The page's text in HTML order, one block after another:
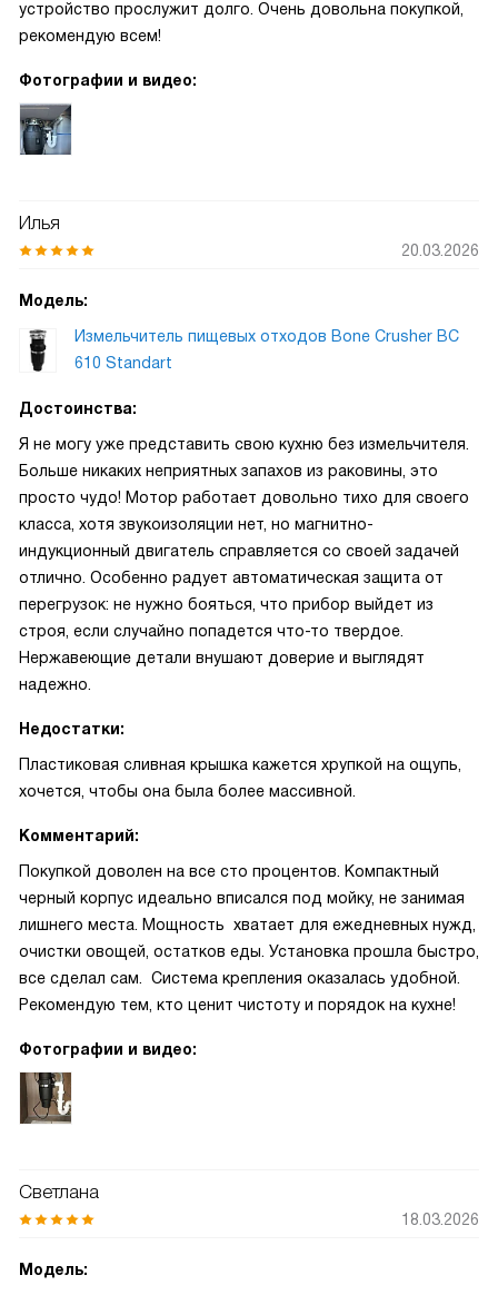
устройство прослужит долго. Очень довольна покупкой,
рекомендую всем!
Фотографии и видео:
Илья
20.03.2026
Модель:
Измельчитель пищевых отходов Bone Crusher BC
610 Standart
Достоинства:
Я не могу уже представить свою кухню без измельчителя.
Больше никаких неприятных запахов из раковины, это
просто чудо! Мотор работает довольно тихо для своего
класса, хотя звукоизоляции нет, но магнитно-
индукционный двигатель справляется со своей задачей
отлично. Особенно радует автоматическая защита от
перегрузок: не нужно бояться, что прибор выйдет из
строя, если случайно попадется что-то твердое.
Нержавеющие детали внушают доверие и выглядят
надежно.
Недостатки:
Пластиковая сливная крышка кажется хрупкой на ощупь,
хочется, чтобы она была более массивной.
Комментарий:
Покупкой доволен на все сто процентов. Компактный
черный корпус идеально вписался под мойку, не занимая
лишнего места. Мощность хватает для ежедневных нужд,
очистки овощей, остатков еды. Установка прошла быстро,
все сделал сам. Система крепления оказалась удобной.
Рекомендую тем, кто ценит чистоту и порядок на кухне!
Фотографии и видео:
Светлана
18.03.2026
Модель: